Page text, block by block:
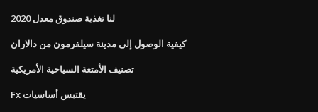
لنا تغذية صندوق معدل 2020
كيفية الوصول إلى مدينة سيلفرمون من دالاران
تصنيف الأمتعة السياحية الأمريكية
Fx يقتبس أساسيات